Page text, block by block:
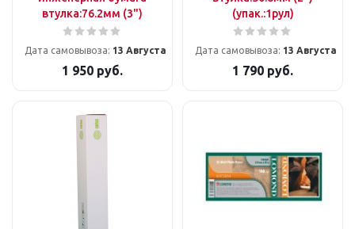
втулка:76.2мм (3")
Дата самовывоза: 13 Августа
1 950 руб.
(упак.:1рул)
Дата самовывоза: 13 Августа
1 790 руб.